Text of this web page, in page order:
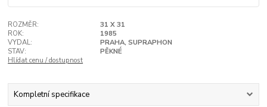
ROZMĚR:
31 X 31
ROK:
1985
VYDAL:
PRAHA, SUPRAPHON
STAV:
PĚKNÉ
Hlídat cenu / dostupnost
Kompletní specifikace